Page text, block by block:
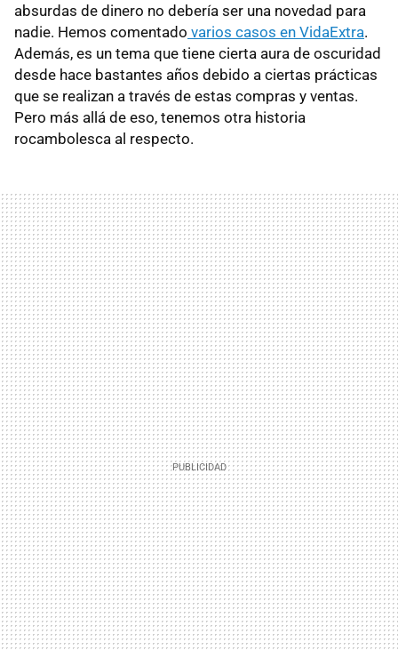
absurdas de dinero no debería ser una novedad para
nadie. Hemos comentado varios casos en VidaExtra.
Además, es un tema que tiene cierta aura de oscuridad
desde hace bastantes años debido a ciertas prácticas
que se realizan a través de estas compras y ventas.
Pero más allá de eso, tenemos otra historia
rocambolesca al respecto.